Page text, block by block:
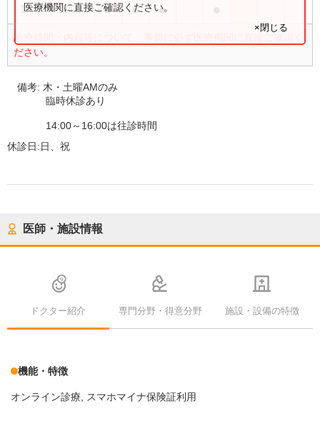
16:00〜18:00 ● ● ●
診療時間・内容等について、事前に必ず医療機関に直接ご確認く
ださい。
医療機関に直接ご確認ください。
×閉じる
備考: 木・土曜AMのみ
臨時休診あり
14:00～16:00は往診時間
休診日:日、祝
医師・施設情報
ドクター紹介 専門分野・得意分野 施設・設備の特徴
機能・特徴
オンライン診療 スマホマイナ保険証利用